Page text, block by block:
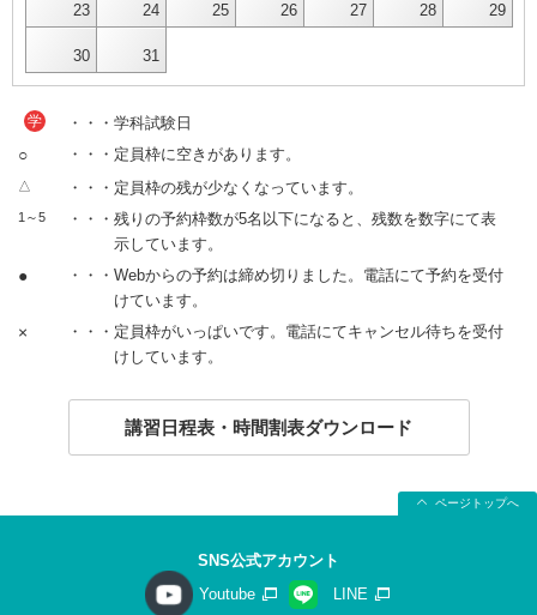
23 24 25 26 27 28 29
30 31
学 ・・・学科試験日
○ ・・・定員枠に空きがあります。
△ ・・・定員枠の残が少なくなっています。
1～5
・・・残りの予約枠数が5名以下になると、残数を数字にて表
示しています。
●
・・・Webからの予約は締め切りました。電話にて予約を受付
けています。
×
・・・定員枠がいっぱいです。電話にてキャンセル待ちを受付
けしています。
講習日程表・時間割表ダウンロード
ページトップへ
SNS公式アカウント
Youtube
LINE